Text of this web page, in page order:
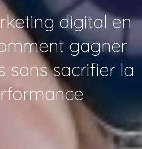
digital en
gagner
sans sacrifier la